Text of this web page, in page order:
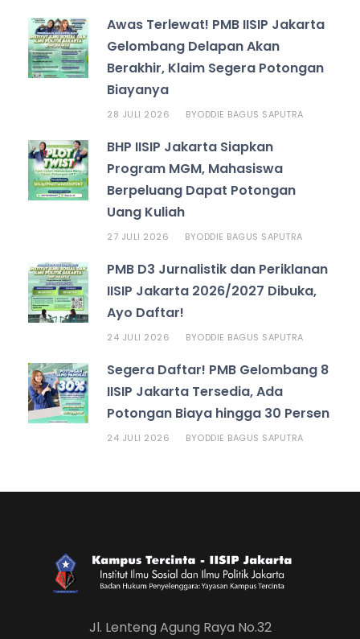
Awas Terlewat! PMB IISIP Jakarta
Gelombang Delapan Akan
Berakhir, Klaim Segera Potongan
Biayanya
28 JULI 2026 BYODDIE BAGUS SAPUTRA
BHP IISIP Jakarta Siapkan
Program MGM, Mahasiswa
Berpeluang Dapat Potongan
Uang Kuliah
27 JULI 2026 BYODDIE BAGUS SAPUTRA
PMB D3 Jurnalistik dan Periklanan
IISIP Jakarta 2026/2027 Dibuka,
Ayo Daftar!
24 JULI 2026 BYODDIE BAGUS SAPUTRA
Segera Daftar! PMB Gelombang 8
IISIP Jakarta Tersedia, Ada
Potongan Biaya hingga 30 Persen
24 JULI 2026 BYODDIE BAGUS SAPUTRA
Jl. Lenteng Agung Raya No.32